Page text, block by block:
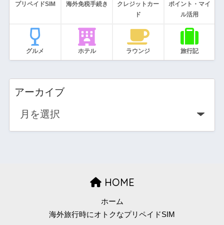
プリペイドSIM 海外免税手続き
クレジットカー
ド
ポイント・マイ
ル活用
グルメ ホテル ラウンジ 旅行記
アーカイブ
HOME
ホーム
海外旅行時にオトクなプリペイドSIM